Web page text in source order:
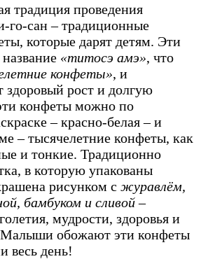
традиция проведения
го-сан – традиционные
которые дарят детям. Эти
«титосэ амэ», что
конфеты», и
здоровый рост и долгую
конфеты можно по
– красно-белая – и
– тысячелетние конфеты, как
и тонкие. Традиционно
в которую упакованы
рисунком с журавлём,
бамбуком и сливой–
мудрости, здоровья и
Малыши обожают эти конфеты
весь день!